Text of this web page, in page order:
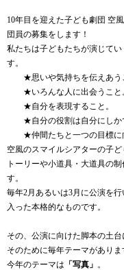
10年目を迎えた子ども劇団 空
団員の募集をします！
私たちは子どもたちが演じて
す。
★思いや気持ちを伝えあう
★いろんな人に出会うこと
★自分を表現すること。
★自分の役割は自分にしか
★仲間たちと一つの目標に
空風のスマイルシアターの子
トーリーや小道具・大道具の
す。
毎年2月あるいは3月に公演を
入った本格的なものです。
その、公演に向けた脚本の土
そのために毎年テーマがありま
今年のテーマは 「写真」 。